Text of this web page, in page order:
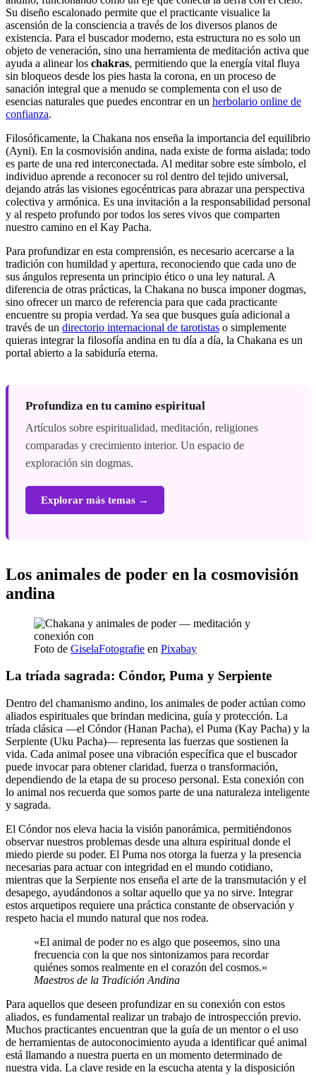
Su diseño escalonado permite que el practicante visualice la
ascensión de la consciencia a través de los diversos planos de
existencia. Para el buscador moderno, esta estructura no es solo un
objeto de veneración, sino una herramienta de meditación activa que
ayuda a alinear los chakras, permitiendo que la energía vital fluya
sin bloqueos desde los pies hasta la corona, en un proceso de
sanación integral que a menudo se complementa con el uso de
esencias naturales que puedes encontrar en un herbolario online de
confianza.
Filosóficamente, la Chakana nos enseña la importancia del equilibrio
(Ayni). En la cosmovisión andina, nada existe de forma aislada; todo
es parte de una red interconectada. Al meditar sobre este símbolo, el
individuo aprende a reconocer su rol dentro del tejido universal,
dejando atrás las visiones egocéntricas para abrazar una perspectiva
colectiva y armónica. Es una invitación a la responsabilidad personal
y al respeto profundo por todos los seres vivos que comparten
nuestro camino en el Kay Pacha.
Para profundizar en esta comprensión, es necesario acercarse a la
tradición con humildad y apertura, reconociendo que cada uno de
sus ángulos representa un principio ético o una ley natural. A
diferencia de otras prácticas, la Chakana no busca imponer dogmas,
sino ofrecer un marco de referencia para que cada practicante
encuentre su propia verdad. Ya sea que busques guía adicional a
través de un directorio internacional de tarotistas o simplemente
quieras integrar la filosofía andina en tu día a día, la Chakana es un
portal abierto a la sabiduría eterna.
Profundiza en tu camino espiritual
Artículos sobre espiritualidad, meditación, religiones
comparadas y crecimiento interior. Un espacio de
exploración sin dogmas.
Explorar más temas →
Los animales de poder en la cosmovisión
andina
Foto de GiselaFotografie en Pixabay
La tríada sagrada: Cóndor, Puma y Serpiente
Dentro del chamanismo andino, los animales de poder actúan como
aliados espirituales que brindan medicina, guía y protección. La
tríada clásica —el Cóndor (Hanan Pacha), el Puma (Kay Pacha) y la
Serpiente (Uku Pacha)— representa las fuerzas que sostienen la
vida. Cada animal posee una vibración específica que el buscador
puede invocar para obtener claridad, fuerza o transformación,
dependiendo de la etapa de su proceso personal. Esta conexión con
lo animal nos recuerda que somos parte de una naturaleza inteligente
y sagrada.
El Cóndor nos eleva hacia la visión panorámica, permitiéndonos
observar nuestros problemas desde una altura espiritual donde el
miedo pierde su poder. El Puma nos otorga la fuerza y la presencia
necesarias para actuar con integridad en el mundo cotidiano,
mientras que la Serpiente nos enseña el arte de la transmutación y el
desapego, ayudándonos a soltar aquello que ya no sirve. Integrar
estos arquetipos requiere una práctica constante de observación y
respeto hacia el mundo natural que nos rodea.
«El animal de poder no es algo que poseemos, sino una
frecuencia con la que nos sintonizamos para recordar
quiénes somos realmente en el corazón del cosmos.»
Maestros de la Tradición Andina
Para aquellos que deseen profundizar en su conexión con estos
aliados, es fundamental realizar un trabajo de introspección previo.
Muchos practicantes encuentran que la guía de un mentor o el uso
de herramientas de autoconocimiento ayuda a identificar qué animal
está llamando a nuestra puerta en un momento determinado de
nuestra vida. La clave reside en la escucha atenta y la disposición